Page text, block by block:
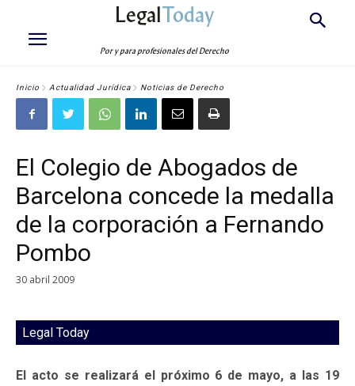
LegalToday
Por y para profesionales del Derecho
Inicio Actualidad Jurídica Noticias de Derecho
El Colegio de Abogados de
Barcelona concede la medalla
de la corporación a Fernando
Pombo
30 abril 2009
Legal Today
El acto se realizará el próximo 6 de mayo, a las 19